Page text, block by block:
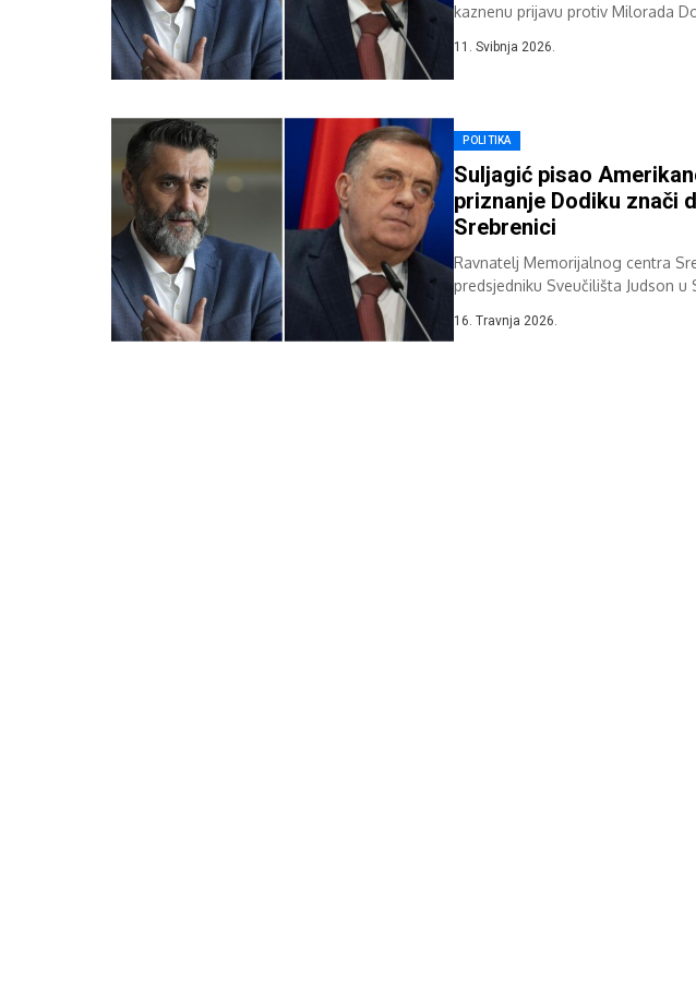
kaznenu prijavu protiv Milorada
11. Svibnja 2026.
POLITIKA
Suljagić pisao
priznanje Dodiku znači
Srebrenici
Ravnatelj Memorijalnog centra
predsjedniku Sveučilišta Judson u
16. Travnja 2026.